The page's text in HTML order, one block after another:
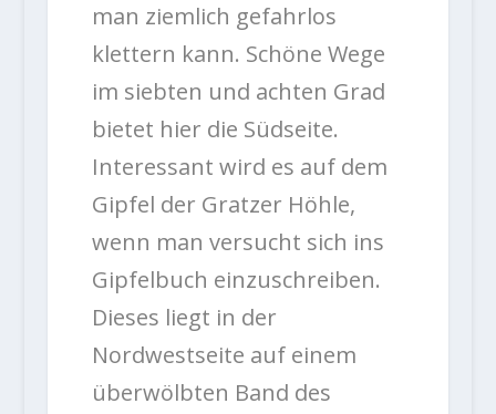
man ziemlich gefahrlos
klettern kann. Schöne Wege
im siebten und achten Grad
bietet hier die Südseite.
Interessant wird es auf dem
Gipfel der Gratzer Höhle,
wenn man versucht sich ins
Gipfelbuch einzuschreiben.
Dieses liegt in der
Nordwestseite auf einem
überwölbten Band des